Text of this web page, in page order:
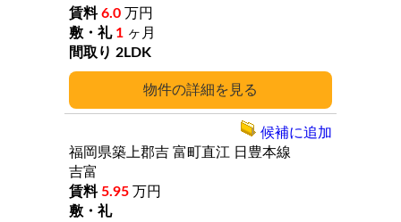
詳細
6.0 万円
1 ヶ月
2LDK
福岡県築上郡吉 富町直江 日豊本線
吉富
5.95 万円
候補に追加